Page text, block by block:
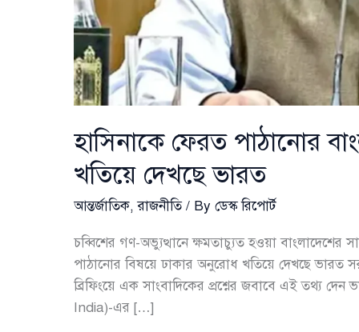
হাসিনাকে ফেরত পাঠানোর
খতিয়ে দেখছে ভারত
আন্তর্জাতিক,রাজনীতি/ By ডেস্ক রিপোর্ট
চব্বিশের গণ-অভ্যুত্থানে ক্ষমতাচ্যুত হওয়া বাংলাদেশের
পাঠানোর বিষয়ে ঢাকার অনুরোধ খতিয়ে দেখছে ভারত
ব্রিফিংয়ে এক সাংবাদিকের প্রশ্নের জবাবে এই তথ্য
India)-এর […]